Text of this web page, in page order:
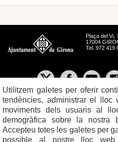
Plaça del Vi, 1
17004
Tel. 972 419
Utilitzem galetes per oferir
tendències, administrar el lloc
moviments dels usuaris al
demogràfica sobre la nostra
Accepteu totes les galetes per
possible al nostre lloc